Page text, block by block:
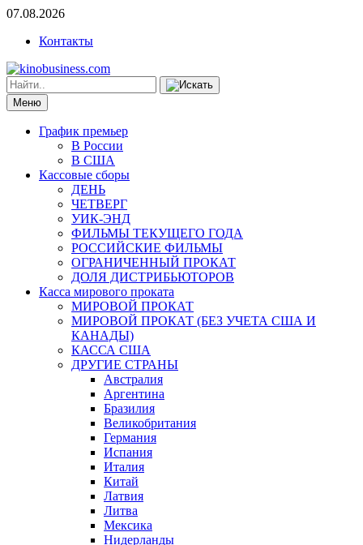
07.08.2026
Контакты
Меню
График премьер
В России
В США
Кассовые сборы
ДЕНЬ
ЧЕТВЕРГ
УИК-ЭНД
ФИЛЬМЫ ТЕКУЩЕГО ГОДА
РОССИЙСКИЕ ФИЛЬМЫ
ОГРАНИЧЕННЫЙ ПРОКАТ
ДОЛЯ ДИСТРИБЬЮТОРОВ
Касса мирового проката
МИРОВОЙ ПРОКАТ
МИРОВОЙ ПРОКАТ (БЕЗ УЧЕТА США И
КАНАДЫ)
КАССА США
ДРУГИЕ СТРАНЫ
Австралия
Аргентина
Бразилия
Великобритания
Германия
Испания
Италия
Китай
Латвия
Литва
Мексика
Нидерланды